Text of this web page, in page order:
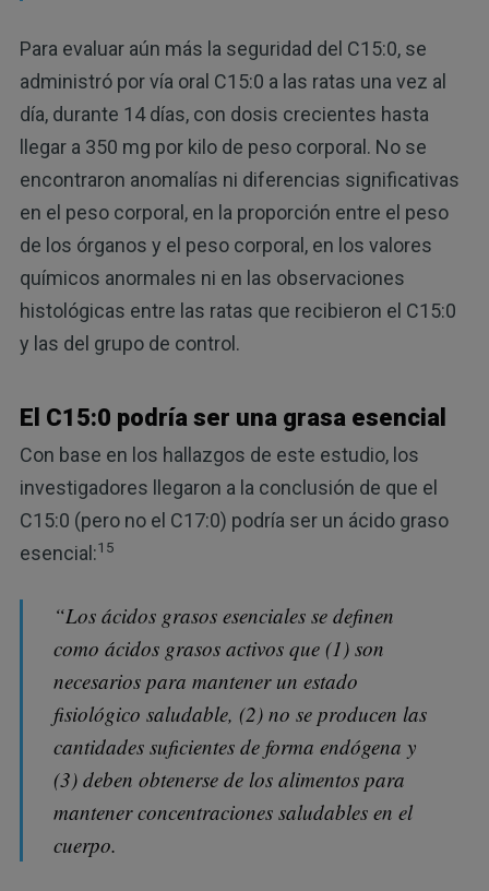
Para evaluar aún más la seguridad del C15:0, se
administró por vía oral C15:0 a las ratas una vez al
día, durante 14 días, con dosis crecientes hasta
llegar a 350 mg por kilo de peso corporal. No se
encontraron anomalías ni diferencias significativas
en el peso corporal, en la proporción entre el peso
de los órganos y el peso corporal, en los valores
químicos anormales ni en las observaciones
histológicas entre las ratas que recibieron el C15:0
y las del grupo de control.
El C15:0 podría ser una grasa esencial
Con base en los hallazgos de este estudio, los
investigadores llegaron a la conclusión de que el
C15:0 (pero no el C17:0) podría ser un ácido graso
esencial:15
“Los ácidos grasos esenciales se definen
como ácidos grasos activos que (1) son
necesarios para mantener un estado
fisiológico saludable, (2) no se producen las
cantidades suficientes de forma endógena y
(3) deben obtenerse de los alimentos para
mantener concentraciones saludables en el
cuerpo.